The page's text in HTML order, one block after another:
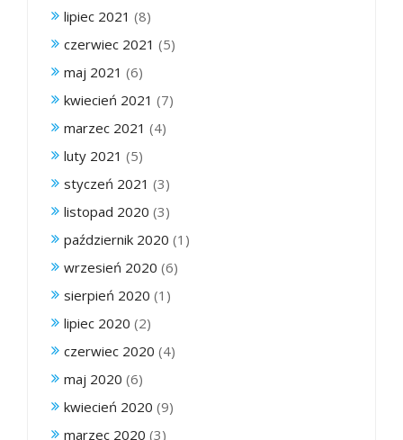
lipiec 2021 (8)
czerwiec 2021 (5)
maj 2021 (6)
kwiecień 2021 (7)
marzec 2021 (4)
luty 2021 (5)
styczeń 2021 (3)
listopad 2020 (3)
październik 2020 (1)
wrzesień 2020 (6)
sierpień 2020 (1)
lipiec 2020 (2)
czerwiec 2020 (4)
maj 2020 (6)
kwiecień 2020 (9)
marzec 2020 (3)